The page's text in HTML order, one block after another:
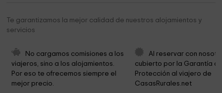
Ayuntamiento de Graja De Iniesta
Te garantizamos la mejor calidad de nuestros alojamientos y
servicios
No cargamos comisiones a los
viajeros, sino a los alojamientos.
Por eso te ofrecemos siempre el
mejor precio.
Al reservar con
cubierto por la Garantía
Protección al viajero de
CasasRurales.net